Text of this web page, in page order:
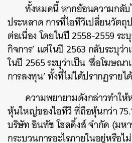
ทั้งหมดนี้ หากย้อนความกลั
ประหลาด การที่ไอทีวีเปลี่ยนวัตถุ
ต่อเนื่อง โดยในปี 2558-2559 ระ
กิจการ’ แต่ในปี 2563 กลับระบุว่า
ในปี 2565 ระบุว่าเป็น ‘สื่อโฆษ
การลงทุน’ ทั้งที่ไม่ได้ปรากฏราย
ความพยายามดังกล่าวทำใ
หุ้นใหญ่ของไอทีวี ที่ถือหุ้นกว่า
บริษัท อินทัช โฮลดิ้งส์ จำกัด (มห
กระบวนการอะไรภายในอยู่หรือไม่